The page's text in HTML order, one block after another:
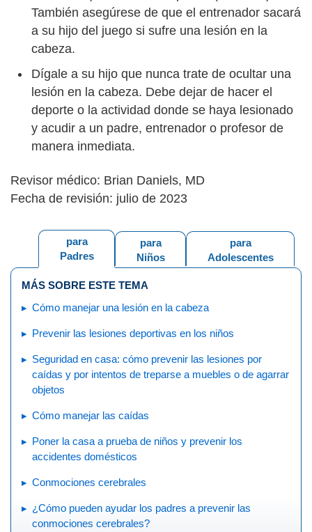
También asegúrese de que el entrenador sacará
a su hijo del juego si sufre una lesión en la
cabeza.
Dígale a su hijo que nunca trate de ocultar una
lesión en la cabeza. Debe dejar de hacer el
deporte o la actividad donde se haya lesionado
y acudir a un padre, entrenador o profesor de
manera inmediata.
Revisor médico: Brian Daniels, MD
Fecha de revisión: julio de 2023
para
Adolescentes
para
Niños
para
Padres
MÁS SOBRE ESTE TEMA
Cómo manejar una lesión en la cabeza
Prevenir las lesiones deportivas en los niños
Seguridad en casa: cómo prevenir las lesiones por
caídas y por intentos de treparse a muebles o de agarrar
objetos
Cómo manejar las caídas
Poner la casa a prueba de niños y prevenir los
accidentes domésticos
Conmociones cerebrales
¿Cómo pueden ayudar los padres a prevenir las
conmociones cerebrales?